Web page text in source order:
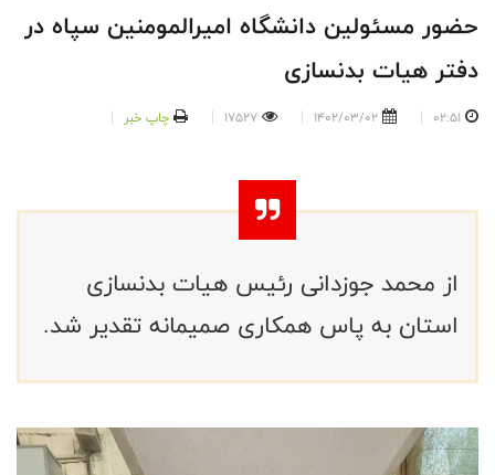
-
حضور مسئولین دانشگاه امیرالمومنین سپاه در
دفتر هیات بدنسازی
02:51
1402/03/02
17527 چاپ خبر
از محمد جوزدانی رئیس هیات بدنسازی
استان به پاس همکاری صمیمانه تقدیر شد.